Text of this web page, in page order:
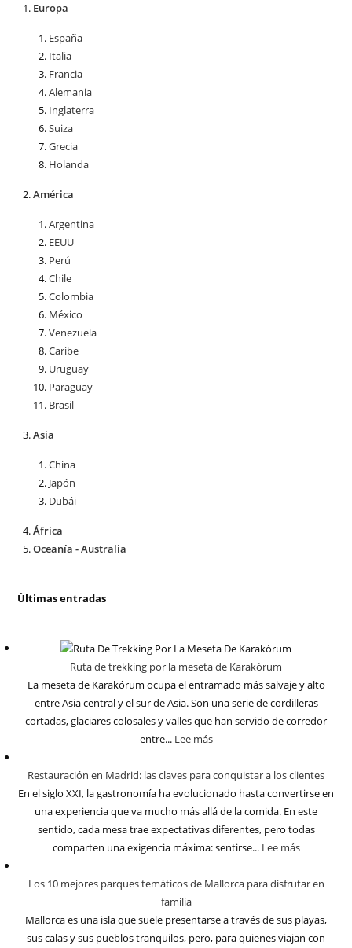
Europa
España
Italia
Francia
Alemania
Inglaterra
Suiza
Grecia
Holanda
América
Argentina
EEUU
Perú
Chile
Colombia
México
Venezuela
Caribe
Uruguay
Paraguay
Brasil
Asia
China
Japón
Dubái
África
Oceanía - Australia
Últimas entradas
Ruta de trekking por la meseta de Karakórum
La meseta de Karakórum ocupa el entramado más salvaje y alto
entre Asia central y el sur de Asia. Son una serie de cordilleras
cortadas, glaciares colosales y valles que han servido de corredor
entre... Lee más
Restauración en Madrid: las claves para conquistar a los clientes
En el siglo XXI, la gastronomía ha evolucionado hasta convertirse en
una experiencia que va mucho más allá de la comida. En este
sentido, cada mesa trae expectativas diferentes, pero todas
comparten una exigencia máxima: sentirse... Lee más
Los 10 mejores parques temáticos de Mallorca para disfrutar en
familia
Mallorca es una isla que suele presentarse a través de sus playas,
sus calas y sus pueblos tranquilos, pero, para quienes viajan con